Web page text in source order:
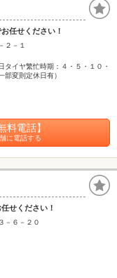
任せください！
２－１
タイヤ繁忙時期：４・５・１０・
部変則定休日有）
料電話】
に電話する
せください！
－６－２０